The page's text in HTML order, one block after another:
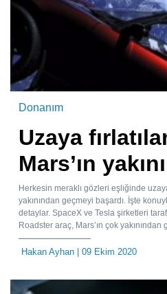
Donanım
Uzaya
Mars’ın
Herkesin meraklı gözleri eşliğinde
yakınından geçmeyi başardı. İşte
detaylar. SpaceX ve Tesla şirketleri
Roadster araç, Mars’ın çok yakınından
Hakan Ayhan | 09 Ekim 2020